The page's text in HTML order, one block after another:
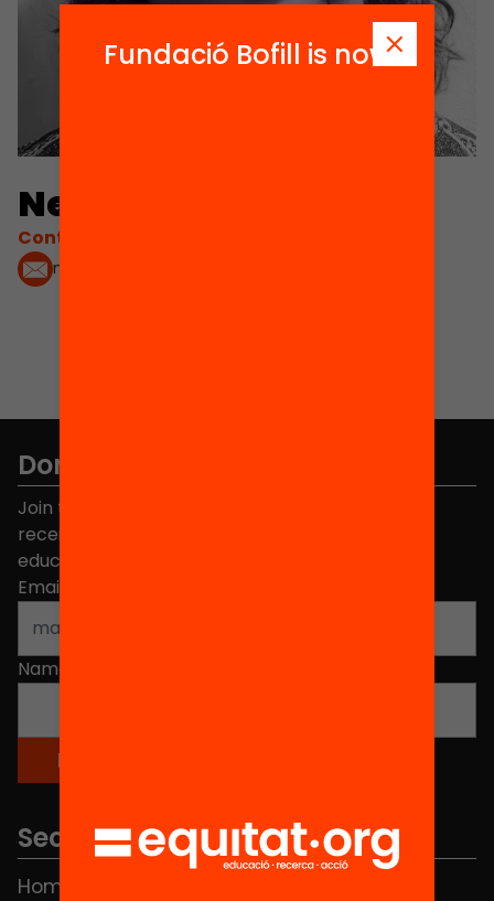
Neus Lorenzo Galés
Contacta'm:
nlorenzo@xtec.cat
Don't miss anything.
Join the more than 40,000 people who already
receive news about initiatives and projects for
educational change in Catalonia.
Email address
Name
Sections
Home
Fundació Bofill is now